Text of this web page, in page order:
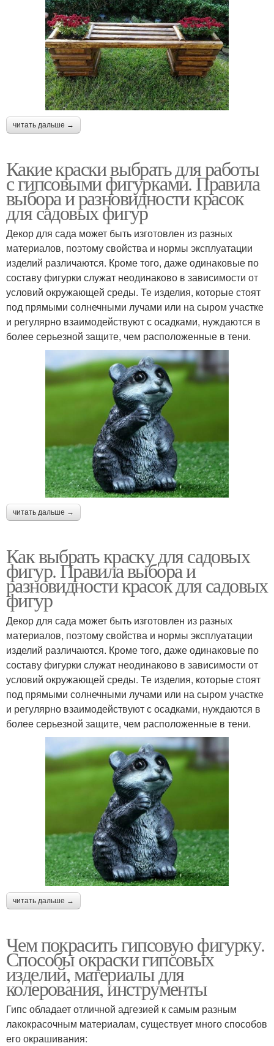
читать дальше →
Какие краски выбрать для работы
с гипсовыми фигурками. Правила
выбора и разновидности красок
для садовых фигур
Декор для сада может быть изготовлен из разных
материалов, поэтому свойства и нормы эксплуатации
изделий различаются. Кроме того, даже одинаковые по
составу фигурки служат неодинаково в зависимости от
условий окружающей среды. Те изделия, которые стоят
под прямыми солнечными лучами или на сыром участке
и регулярно взаимодействуют с осадками, нуждаются в
более серьезной защите, чем расположенные в тени.
читать дальше →
Как выбрать краску для садовых
фигур. Правила выбора и
разновидности красок для садовых
фигур
Декор для сада может быть изготовлен из разных
материалов, поэтому свойства и нормы эксплуатации
изделий различаются. Кроме того, даже одинаковые по
составу фигурки служат неодинаково в зависимости от
условий окружающей среды. Те изделия, которые стоят
под прямыми солнечными лучами или на сыром участке
и регулярно взаимодействуют с осадками, нуждаются в
более серьезной защите, чем расположенные в тени.
читать дальше →
Чем покрасить гипсовую фигурку.
Способы окраски гипсовых
изделий, материалы для
колерования, инструменты
Гипс обладает отличной адгезией к самым разным
лакокрасочным материалам, существует много способов
его окрашивания: